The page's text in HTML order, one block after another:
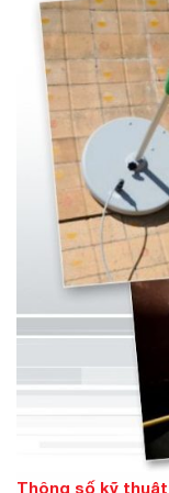
Thông số kỹ